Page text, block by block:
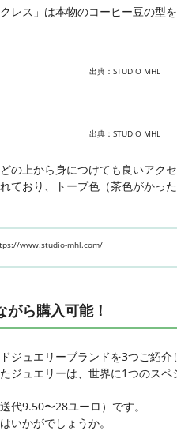
レス」は本物のコーヒー豆の
出典：STUDIO MHL
出典：STUDIO MHL
の上から身につけても良いアク
ており、トープ色（茶色がかっ
www.studio-mhl.com/
ら購入可能！
ジュエリーブランドを3つご紹介
ジュエリーは、世界に1つのス
代9.50〜28ユーロ）です。
いかがでしょうか。